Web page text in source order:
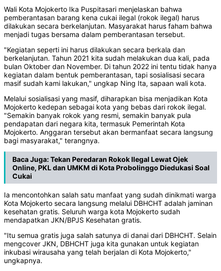
Wali Kota Mojokerto Ika Puspitasari menjelaskan bahwa
pemberantasan barang kena cukai ilegal (rokok ilegal) harus
dilakukan secara berkelanjutan. Masyarakat harus faham bahwa
menjadi tugas bersama dalam pemberantasan tersebut.
"Kegiatan seperti ini harus dilakukan secara berkala dan
berkelanjutan. Tahun 2021 kita sudah melakukan dua kali, pada
bulan Oktober dan November. Di tahun 2022 ini tentu tidak hanya
kegiatan dalam bentuk pemberantasan, tapi sosialisasi secara
masif sudah kami lakukan," ungkap Ning Ita, sapaan wali kota.
Melalui sosialisasi yang masif, diharapkan bisa menjadikan Kota
Mojokerto kedepan sebagai kota yang bebas dari rokok ilegal.
"Semakin banyak rokok yang resmi, semakin banyak pula
pendapatan dari negara kita, termasuk Pemerintah Kota
Mojokerto. Anggaran tersebut akan bermanfaat secara langsung
bagi masyarakat," terangnya.
Baca Juga:Tekan Peredaran Rokok Ilegal Lewat Ojek
Online, PKL dan UMKM di Kota Probolinggo Diedukasi Soal
Cukai
Ia mencontohkan salah satu manfaat yang sudah dinikmati warga
Kota Mojokerto secara langsung melalui DBHCHT adalah jaminan
kesehatan gratis. Seluruh warga kota Mojokerto sudah
mendapatkan JKN/BPJS Kesehatan gratis.
"Itu semua gratis juga salah satunya di danai dari DBHCHT. Selain
mengcover JKN, DBHCHT juga kita gunakan untuk kegiatan
inkubasi wirausaha yang telah berjalan di Kota Mojokerto,"
ungkapnya.